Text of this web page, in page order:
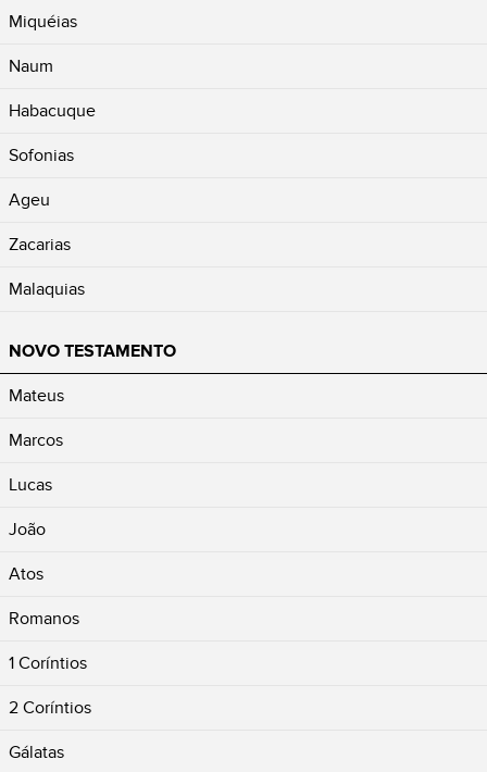
Miquéias
Naum
Habacuque
Sofonias
Ageu
Zacarias
Malaquias
NOVO TESTAMENTO
Mateus
Marcos
Lucas
João
Atos
Romanos
1 Coríntios
2 Coríntios
Gálatas